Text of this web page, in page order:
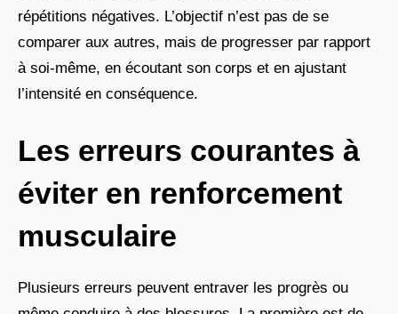
répétitions négatives. L’objectif n’est pas de se
comparer aux autres, mais de progresser par rapport
à soi-même, en écoutant son corps et en ajustant
l’intensité en conséquence.
Les erreurs courantes à
éviter en renforcement
musculaire
Plusieurs erreurs peuvent entraver les progrès ou